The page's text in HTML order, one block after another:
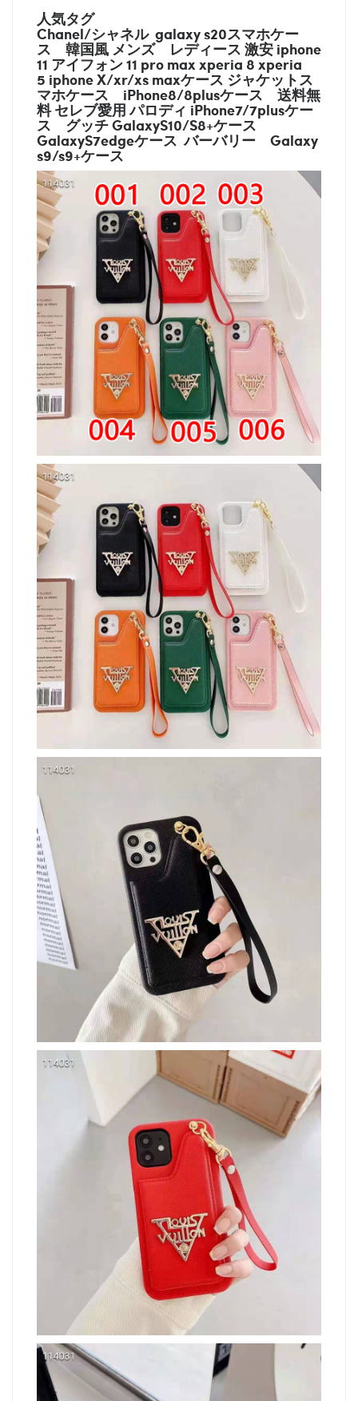
人気タグ
Chanel/シャネル galaxy s20スマホケー
ス 韓国風 メンズ レディース 激安 iphone
11 アイフォン 11 pro max xperia 8 xperia
5 iphone X/xr/xs maxケース ジャケットス
マホケース iPhone8/8plusケース 送料無
料 セレブ愛用 パロディ iPhone7/7plusケー
ス グッチGalaxyS10/S8+ケース
GalaxyS7edgeケース バーバリー Galaxy
s9/s9+ケース